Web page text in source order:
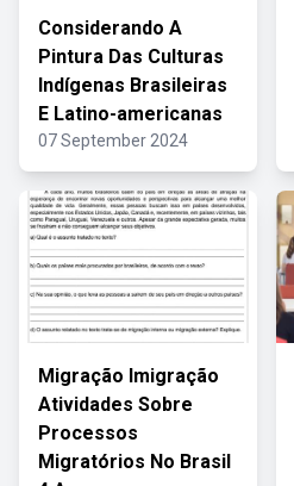
Considerando A
Pintura Das Culturas
Indígenas Brasileiras
E Latino-americanas
07 September 2024
Migração Imigração
Atividades Sobre
Processos
Migratórios No Brasil